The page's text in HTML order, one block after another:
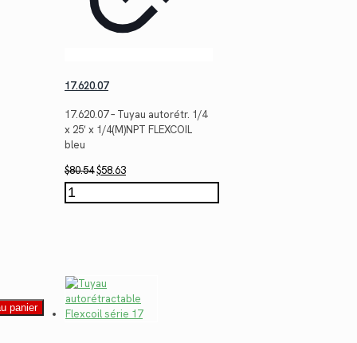
17.620.07
17.620.07 – Tuyau autorétr. 1/4
x 25′ x 1/4(M)NPT FLEXCOIL
bleu
$80.54Le
prix
initial
$58.63Le
prix
actuel
quantité
de
panier